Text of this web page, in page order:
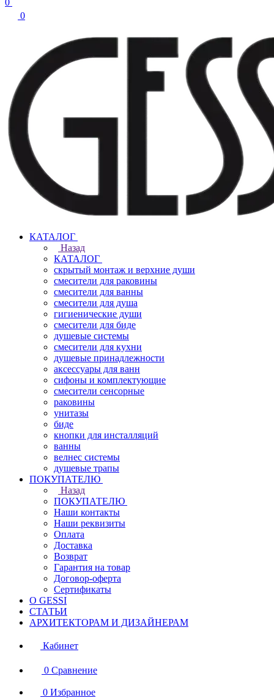
0
0
КАТАЛОГ
Назад
КАТАЛОГ
скрытый монтаж и верхние души
смесители для раковины
смесители для ванны
смесители для душа
гигиенические души
смесители для биде
душевые системы
смесители для кухни
душевые принадлежности
аксессуары для ванн
сифоны и комплектующие
смесители сенсорные
раковины
унитазы
биде
кнопки для инсталляций
ванны
велнес системы
душевые трапы
ПОКУПАТЕЛЮ
Назад
ПОКУПАТЕЛЮ
Наши контакты
Наши реквизиты
Оплата
Доставка
Возврат
Гарантия на товар
Договор-оферта
Сертификаты
О GESSI
СТАТЬИ
АРХИТЕКТОРАМ И ДИЗАЙНЕРАМ
Кабинет
0 Сравнение
0 Избранное